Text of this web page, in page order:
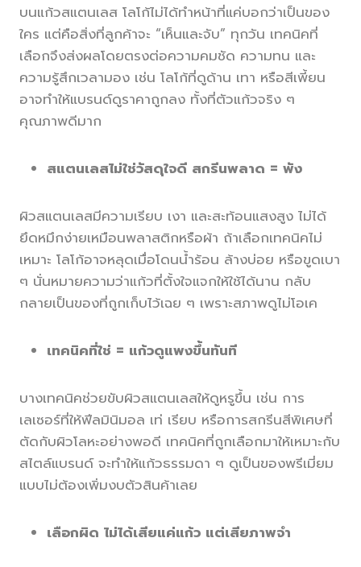
บนแก้วสแตนเลส โลโก้ไม่ได้ทำหน้าที่แค่บอกว่าเป็นของ
ใคร แต่คือสิ่งที่ลูกค้าจะ “เห็นและจับ” ทุกวัน เทคนิคที่
เลือกจึงส่งผลโดยตรงต่อความคมชัด ความทน และ
ความรู้สึกเวลามอง เช่น โลโก้ที่ดูด้าน เทา หรือสีเพี้ยน
อาจทำให้แบรนด์ดูราคาถูกลง ทั้งที่ตัวแก้วจริง ๆ
คุณภาพดีมาก
สแตนเลสไม่ใช่วัสดุใจดี สกรีนพลาด = พัง
ผิวสแตนเลสมีความเรียบ เงา และสะท้อนแสงสูง ไม่ได้
ยึดหมึกง่ายเหมือนพลาสติกหรือผ้า ถ้าเลือกเทคนิคไม่
เหมาะ โลโก้อาจหลุดเมื่อโดนน้ำร้อน ล้างบ่อย หรือขูดเบา
ๆ นั่นหมายความว่าแก้วที่ตั้งใจแจกให้ใช้ได้นาน กลับ
กลายเป็นของที่ถูกเก็บไว้เฉย ๆ เพราะสภาพดูไม่โอเค
เทคนิคที่ใช่ = แก้วดูแพงขึ้นทันที
บางเทคนิคช่วยขับผิวสแตนเลสให้ดูหรูขึ้น เช่น การ
เลเซอร์ที่ให้ฟีลมินิมอล เท่ เรียบ หรือการสกรีนสีพิเศษที่
ตัดกับผิวโลหะอย่างพอดี เทคนิคที่ถูกเลือกมาให้เหมาะกับ
สไตล์แบรนด์ จะทำให้แก้วธรรมดา ๆ ดูเป็นของพรีเมี่ยม
แบบไม่ต้องเพิ่มงบตัวสินค้าเลย
เลือกผิด ไม่ได้เสียแค่แก้ว แต่เสียภาพจำ